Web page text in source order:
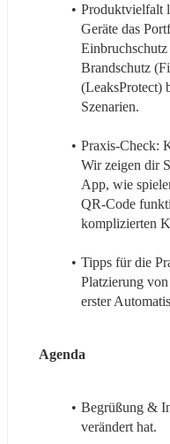
Produktvielfalt
Geräte das
Brandschutz
(LeaksProtect)
Szenarien.
Praxis-Check:
Wir zeigen dir
App, wie
QR-Code
komplizierten
Tipps für die
Platzierung
erster
Agenda
Begrüßung &
verändert hat.